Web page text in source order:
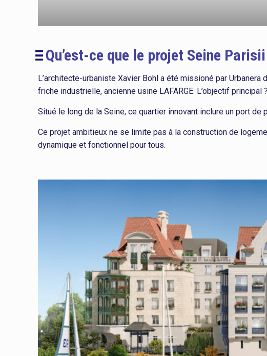
Qu’est-ce que le projet Seine
L’architecte-urbaniste Xavier Bohl a été missioné par
friche industrielle, ancienne usine LAFARGE. L’objectif
Situé le long de la Seine, ce quartier innovant inclure un port
Ce projet ambitieux ne se limite pas à la construction de
dynamique et fonctionnel pour tous.